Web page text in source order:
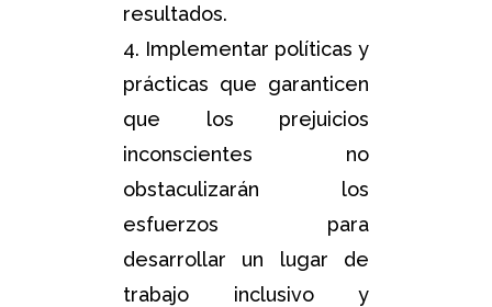
resultados.
4. Implementar políticas y
prácticas que garanticen
que los prejuicios
inconscientes no
obstaculizarán los
esfuerzos para
desarrollar un lugar de
trabajo inclusivo y